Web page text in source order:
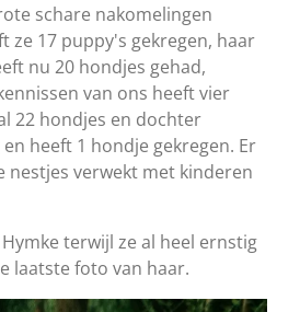
schare nakomelingen
ze 17 puppy's gekregen, haar
nu 20 hondjes gehad,
van ons heeft vier
22 hondjes en dochter
heeft 1 hondje gekregen. Er
nestjes verwekt met kinderen
terwijl ze al heel ernstig
laatste foto van haar.